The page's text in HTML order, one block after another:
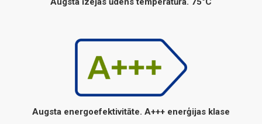
Augsta energoefektivitāte. A+++ enerģijas klase